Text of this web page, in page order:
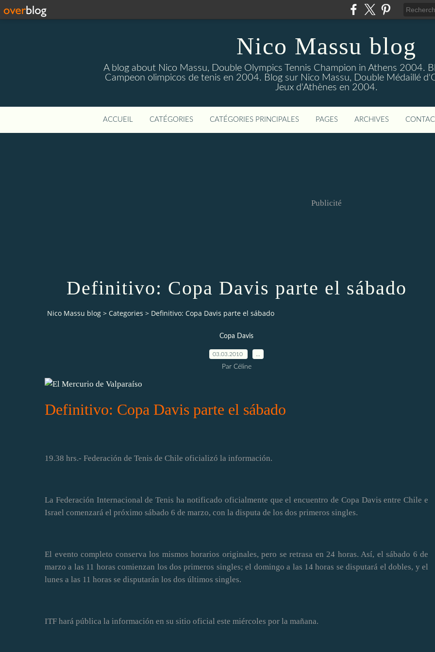
Nico Massu blog
A blog about Nico Massu, Double Olympics Tennis Champion in Athens 2004.
Campeon olimpicos de tenis en 2004. Blog sur Nico Massu, Double Médaillé
Jeux d'Athènes en 2004.
ACCUEIL CATÉGORIES CATÉGORIES PRINCIPALES PAGES ARCHIVES
Publicité
Definitivo: Copa Davis parte el sábado
Nico Massu blog > Categories > Definitivo: Copa Davis parte el sábado
Copa Davis
03.03.2010
Par Céline
Definitivo: Copa Davis parte el sábado
19.38 hrs.- Federación de Tenis de Chile oficializó la información.
La Federación Internacional de Tenis ha notificado oficialmente que el encuentro de Copa Davis entre Chile e
Israel comenzará el próximo sábado 6 de marzo, con la disputa de los dos primeros singles.
El evento completo conserva los mismos horarios originales, pero se retrasa en 24 horas. Así, el sábado 6 de
marzo a las 11 horas comienzan los dos primeros singles; el domingo a las 14 horas se disputará el dobles, y el
lunes a las 11 horas se disputarán los dos últimos singles.
ITF hará pública la información en su sitio oficial este miércoles por la mañana.